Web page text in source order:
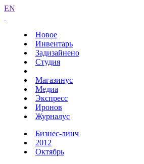
EN
Новое
Инвентарь
Задизайнено
Студия
Магазинус
Медиа
Экспресс
Иронов
Журналус
Бизнес-линч
2012
Октябрь